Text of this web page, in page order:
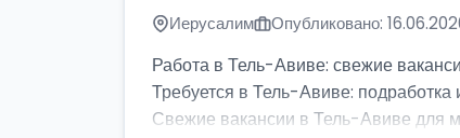
Иерусалим Опубликовано:
Работа в Тель-Авиве: свежие
Требуется в Тель-Авиве:
Свежие вакансии в Тель-Авиве для